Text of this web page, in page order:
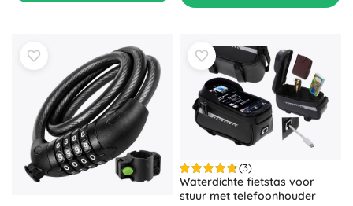
(3)
Waterdichte fietstas voor
stuur met telefoonhouder